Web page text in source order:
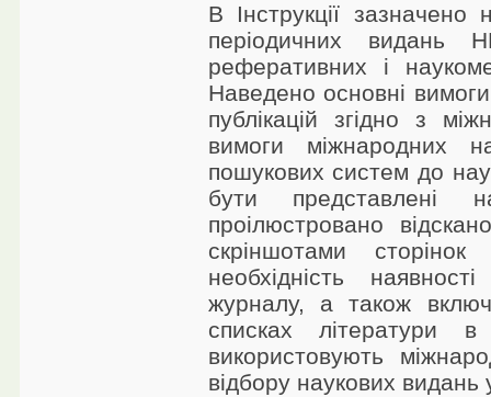
В Інструкції зазначено
періодичних видань
реферативних і
Наведено основні
публікацій згідно з
вимоги міжнародних
пошукових систем до
бути представлені
проілюстровано
скріншотами
необхідність
журналу, а також
списках літератури
використовують
відбору наукових видань